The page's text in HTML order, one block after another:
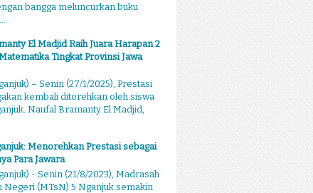
bangga meluncurkan buku
El Madjid Raih Juara Harapan 2
Tingkat Provinsi Jawa
– Senin (27/1/2025), Prestasi
kembali ditorehkan oleh siswa
Naufal Bramanty El Madjid,
Menorehkan Prestasi sebagai
Para Jawara
- Senin (21/8/2023), Madrasah
Negeri (MTsN) 5 Nganjuk semakin